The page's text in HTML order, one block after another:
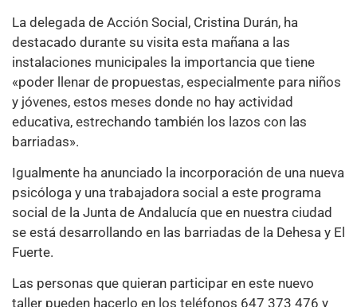
La delegada de Acción Social, Cristina Durán, ha
destacado durante su visita esta mañana a las
instalaciones municipales la importancia que tiene
«poder llenar de propuestas, especialmente para niños
y jóvenes, estos meses donde no hay actividad
educativa, estrechando también los lazos con las
barriadas».
Igualmente ha anunciado la incorporación de una nueva
psicóloga y una trabajadora social a este programa
social de la Junta de Andalucía que en nuestra ciudad
se está desarrollando en las barriadas de la Dehesa y El
Fuerte.
Las personas que quieran participar en este nuevo
taller pueden hacerlo en los teléfonos 647 373 476 y